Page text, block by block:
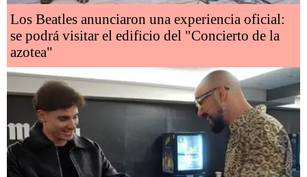
Los Beatles anunciaron una experiencia oficial:
se podrá visitar el edificio del "Concierto de la
azotea"